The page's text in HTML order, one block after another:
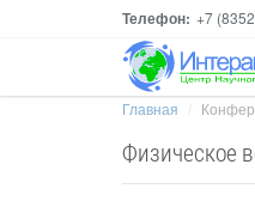
Телефон: +7
Главная
Физическое